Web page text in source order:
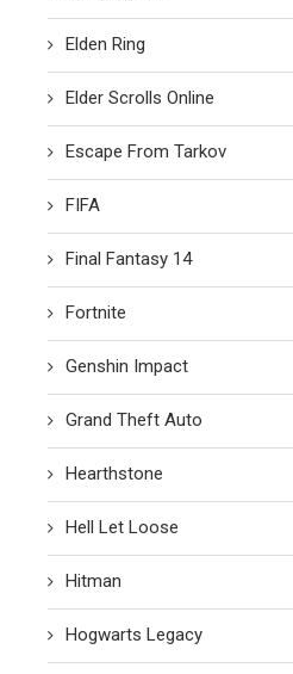
Elden Ring
Elder Scrolls Online
Escape From Tarkov
FIFA
Final Fantasy 14
Fortnite
Genshin Impact
Grand Theft Auto
Hearthstone
Hell Let Loose
Hitman
Hogwarts Legacy